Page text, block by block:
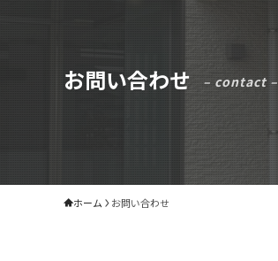
お問い合わせ – contact –
ホーム お問い合わせ